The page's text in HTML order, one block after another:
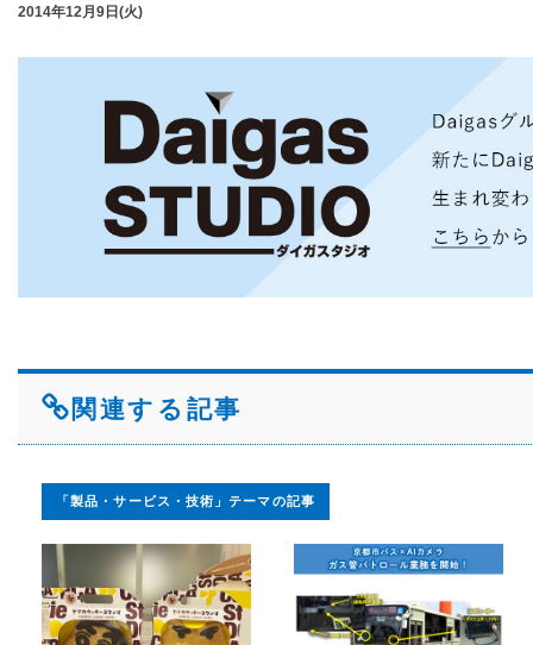
2014年12月9日(火)
関連する記事
「製品・サービス・技術」テーマの記事